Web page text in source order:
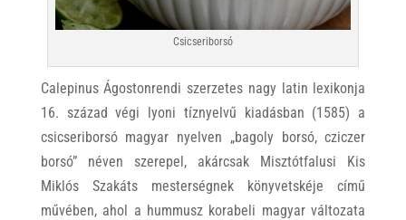
Csicseriborsó
Calepinus Ágostonrendi szerzetes nagy latin lexikonja
16. század végi lyoni tíznyelvű kiadásban (1585) a
csicseriborsó magyar nyelven „bagoly borsó, cziczer
borsó” néven szerepel, akárcsak Misztótfalusi Kis
Miklós Szakáts mesterségnek könyvetskéje című
művében, ahol a hummusz korabeli magyar változata